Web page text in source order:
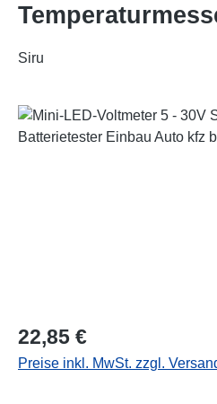
Siru
Bildergalerie überspringen
Regulärer Preis:
22,85 €
Preise inkl. MwSt. zzgl.